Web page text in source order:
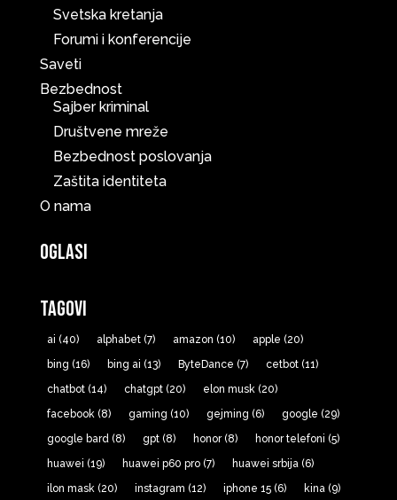
Svetska kretanja
Forumi i konferencije
Saveti
Bezbednost
Sajber kriminal
Društvene mreže
Bezbednost poslovanja
Zaštita identiteta
O nama
Oglasi
Tagovi
ai (40) alphabet(7) amazon (10) apple (20)
bing (16) bing ai (13) ByteDance (7) cetbot(11)
chatbot(14) chatgpt(20) elon musk(20)
facebook(8) gaming (10) gejming (6) google (29)
google bard(8) gpt(8) honor(8) honor telefoni (5)
huawei (19) huawei p60 pro(7) huawei srbija(6)
ilon mask(20) instagram (12) iphone 15(6) kina(9)